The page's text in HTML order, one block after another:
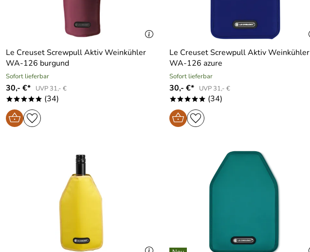
Le Creuset Screwpull Aktiv Weinkühler
WA-126 burgund
Sofort lieferbar
30,- €* UVP 31,- €
***** (34)
Le Creuset Screwpull Aktiv Weinkühler
WA-126 azure
Sofort lieferbar
30,- €* UVP 31,- €
***** (34)